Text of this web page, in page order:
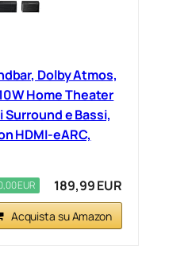
Dolby Atmos,
Home Theater
Surround e Bassi,
HDMI-eARC,
EUR 189,99 EUR
Acquista su Amazon